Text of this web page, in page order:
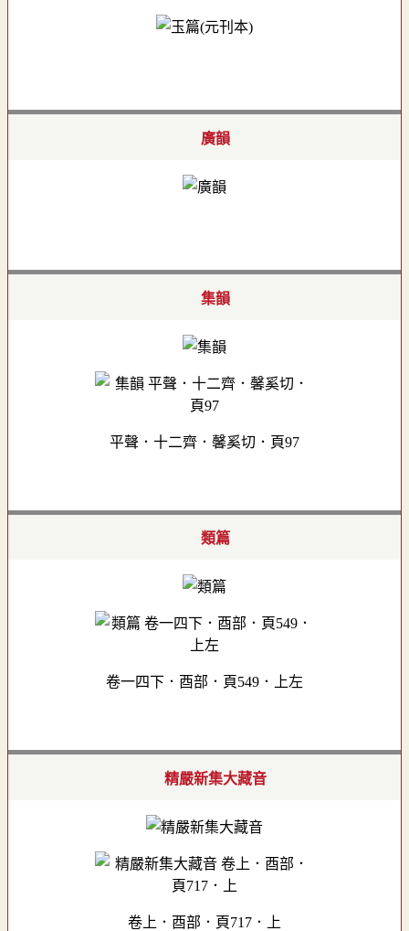
廣韻
集韻
平聲．十二齊．馨奚切．頁97
類篇
卷一四下．酉部．頁549．上左
精嚴新集大藏音
卷上．酉部．頁717．上